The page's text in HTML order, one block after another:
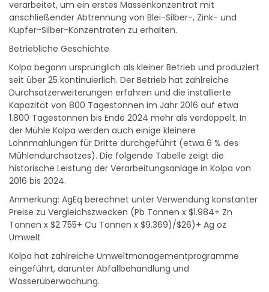
anschließender Abtrennung von Blei-Silber-, Zink- und
Kupfer-Silber-Konzentraten zu erhalten.
Betriebliche Geschichte
seit über 25 kontinuierlich. Der Betrieb hat zahlreiche
Durchsatzerweiterungen erfahren und die installierte
Kapazität von 800 Tagestonnen im Jahr 2016 auf etwa
1.800 Tagestonnen bis Ende 2024 mehr als verdoppelt. In
der Mühle Kolpa werden auch einige kleinere
Lohnmahlungen für Dritte durchgeführt (etwa 6 % des
Mühlendurchsatzes). Die folgende Tabelle zeigt die
historische Leistung der Verarbeitungsanlage in Kolpa von
2016 bis 2024.
Preise zu Vergleichszwecken (Pb Tonnen x $1.984+ Zn
Tonnen x $2.755+ Cu Tonnen x $9.369)/$26)+ Ag oz
Umwelt
eingeführt, darunter Abfallbehandlung und
Wasserüberwachung.
Gesundheit und Sicherheit